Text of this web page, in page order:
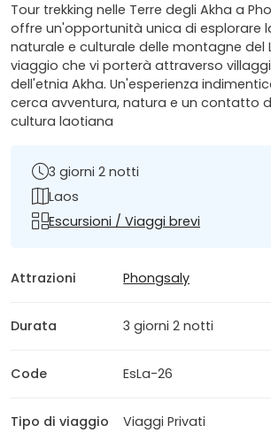
Tour trekking nelle Terre degli Akha a
offre un'opportunità unica di esplorare
naturale e culturale delle montagne del
viaggio che vi porterà attraverso
dell'etnia Akha. Un'esperienza
cerca avventura, natura e un contatto
cultura laotiana
3 giorni 2 notti
Laos
Escursioni / Viaggi brevi
Attrazioni Phongsaly
Durata 3 giorni 2 notti
Code EsLa-26
Tipo di viaggio Viaggi Privati